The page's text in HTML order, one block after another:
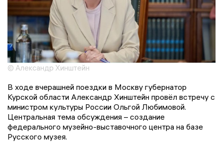
© Александр Хинштейн
В ходе вчерашней поездки в Москву губернатор
Курской области Александр Хинштейн провёл встречу с
министром культуры России Ольгой Любимовой.
Центральная тема обсуждения – создание
федерального музейно-выставочного центра на базе
Русского музея.